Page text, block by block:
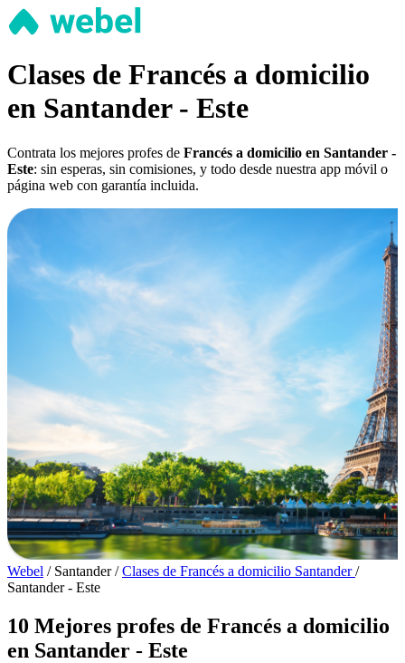
Clases de Francés a domicilio
en Santander - Este
Contrata los mejores profes de Francés a domicilio en Santander -
Este: sin esperas, sin comisiones, y todo desde nuestra app móvil o
página web con garantía incluida.
Webel / Santander / Clases de Francés a domicilio Santander/
Santander - Este
10 Mejores profes de Francés a domicilio
en Santander - Este